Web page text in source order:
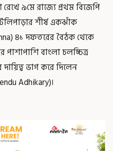
৯মে রাজ্যে প্রথম বিজেপি
শীর্ষ একঝাঁক
৪১ দফতরের বৈঠক থেকে
বাংলা চলচ্চিত্র
ভাগ করে দিলেন
Adhikary)।